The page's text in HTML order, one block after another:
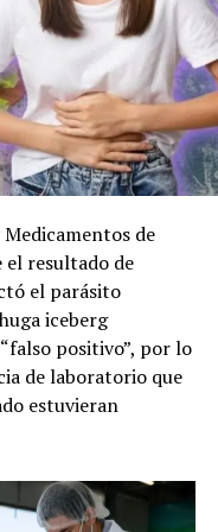
de
el resultado de
el parásito
iceberg
positivo”, por lo
de laboratorio que
estuvieran